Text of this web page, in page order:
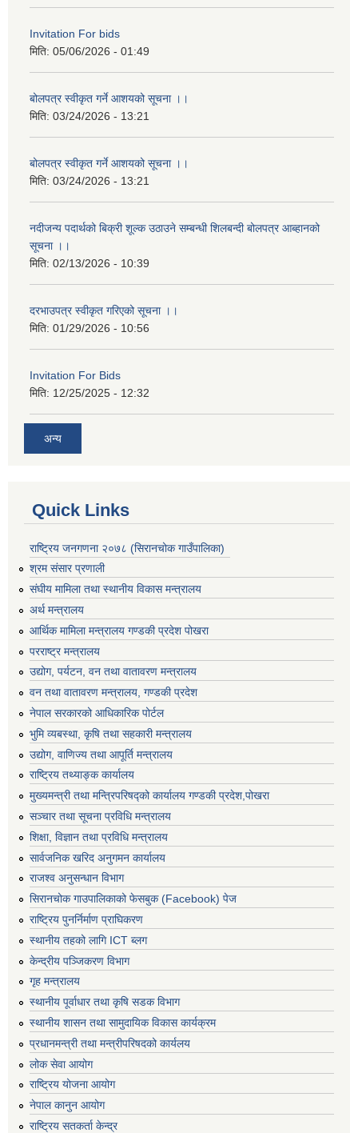
Invitation For bids
मिति: 05/06/2026 - 01:49
बोलपत्र स्वीकृत गर्ने आशयको सूचना ।।
मिति: 03/24/2026 - 13:21
बोलपत्र स्वीकृत गर्ने आशयको सूचना ।।
मिति: 03/24/2026 - 13:21
नदीजन्य पदार्थको बिक्री शूल्क उठाउने सम्बन्धी शिलबन्दी बोलपत्र आब्हानको
सूचना ।।
मिति: 02/13/2026 - 10:39
दरभाउपत्र स्वीकृत गरिएको सूचना ।।
मिति: 01/29/2026 - 10:56
Invitation For Bids
मिति: 12/25/2025 - 12:32
अन्य
Quick Links
राष्ट्रिय जनगणना २०७८ (सिरानचोक गाउँपालिका)
श्रम संसार प्रणाली
संघीय मामिला तथा स्थानीय विकास मन्त्रालय
अर्थ मन्त्रालय
आर्थिक मामिला मन्त्रालय गण्डकी प्रदेश पोखरा
परराष्ट्र मन्त्रालय
उद्योग, पर्यटन, वन तथा वातावरण मन्त्रालय
वन तथा वातावरण मन्त्रालय, गण्डकी प्रदेश
नेपाल सरकारको आधिकारिक पोर्टल
भुमि व्यबस्था, कृषि तथा सहकारी मन्त्रालय
उद्योग, वाणिज्य तथा आपूर्ति मन्त्रालय
राष्ट्रिय तथ्याङ्क कार्यालय
मुख्यमन्त्री तथा मन्त्रिपरिषद्को कार्यालय गण्डकी प्रदेश,पोखरा
सञ्‍चार तथा सूचना प्रविधि मन्त्रालय
शिक्षा, विज्ञान तथा प्रविधि मन्त्रालय
सार्वजनिक खरिद अनुगमन कार्यालय
राजश्व अनुसन्धान विभाग
सिरानचोक गाउपालिकाको फेसबुक (Facebook) पेज
राष्ट्रिय पुनर्निर्माण प्राघिकरण
स्थानीय तहको लागि ICT ब्लग
केन्द्रीय पञ्जिकरण विभाग
गृह मन्त्रालय
स्थानीय पूर्वाधार तथा कृषि सडक विभाग
स्थानीय शासन तथा सामुदायिक विकास कार्यक्रम
प्रधानमन्त्री तथा मन्त्रीपरिषदको कार्यलय
लोक सेवा आयोग
राष्ट्रिय योजना आयोग
नेपाल कानुन आयोग
राष्ट्रिय सतकर्ता केन्द्र